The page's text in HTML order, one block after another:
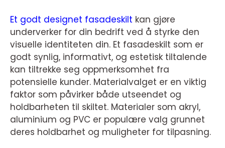
Et godt designet fasadeskilt kan gjøre
underverker for din bedrift ved å styrke den
visuelle identiteten din. Et fasadeskilt som er
godt synlig, informativt, og estetisk tiltalende
kan tiltrekke seg oppmerksomhet fra
potensielle kunder. Materialvalget er en viktig
faktor som påvirker både utseendet og
holdbarheten til skiltet. Materialer som akryl,
aluminium og PVC er populære valg grunnet
deres holdbarhet og muligheter for tilpasning.